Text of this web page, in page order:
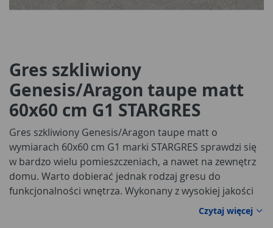
Gres szkliwiony
Genesis/Aragon taupe matt
60x60 cm G1 STARGRES
Gres szkliwiony Genesis/Aragon taupe matt o
wymiarach 60x60 cm G1 marki STARGRES sprawdzi się
w bardzo wielu pomieszczeniach, a nawet na zewnętrz
domu. Warto dobierać jednak rodzaj gresu do
funkcjonalności wnętrza. Wykonany z wysokiej jakości
ceramiki gres jest trwały, odporny na uszkodzenia
mechaniczne i łatwy w utrzymaniu czystości.
Czytaj więcej